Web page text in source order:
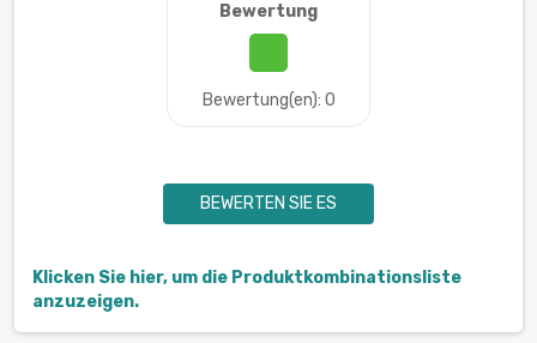
Bewertung
Bewertung(en): 0
BEWERTEN SIE ES
Klicken Sie hier, um die Produktkombinationsliste
anzuzeigen.